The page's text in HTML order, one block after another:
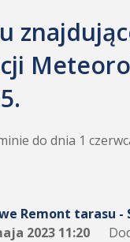
do dnia 1
Remont tarasu -
2023 11:20